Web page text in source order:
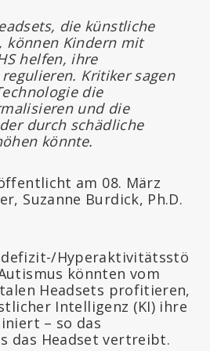
die künstliche
können Kindern mit
helfen, ihre
Kritiker sagen
die
und die
durch schädliche
könnte.
am 08. März
Suzanne Burdick, Ph.D.
Hyperaktivitätsstö
könnten vom
Headsets profitieren,
Intelligenz (KI) ihre
– so das
das Headset vertreibt.